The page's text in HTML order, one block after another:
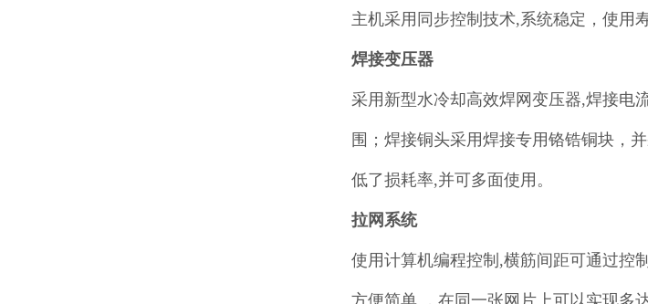
主机采用同步控制技术,系统稳定，使用
焊接变压器
采用新型水冷却高效焊网变压器,焊接电
围；焊接铜头采用焊接专用铬锆铜块，
低了损耗率,并可多面使用。
拉网系统
使用计算机编程控制,横筋间距可通过控